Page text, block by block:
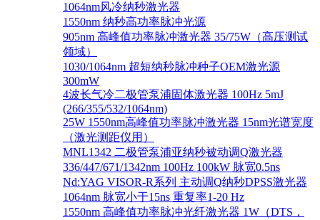
1064nm风冷纳秒激光器
1550nm 纳秒高功率脉冲光源
905nm 高峰值功率脉冲激光器 35/75W（高压测试
领域）
1030/1064nm 超短纳秒脉冲种子OEM激光源
300mW
4波长气冷二极管泵浦固体激光器 100Hz 5mJ
(266/355/532/1064nm)
25W 1550nm高峰值功率脉冲激光器 15nm光谱宽度
（激光测距仪用）
MNL1342 二极管泵浦亚纳秒被动调Q激光器
336/447/671/1342nm 100Hz 100kW 脉宽0.5ns
Nd:YAG VISOR-R系列 主动调Q纳秒DPSS激光器
1064nm 脉宽小于15ns 重复率1-20 Hz
1550nm 高峰值功率脉冲光纤激光器 1W（DTS，